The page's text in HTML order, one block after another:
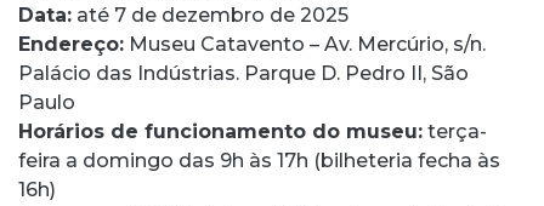
Data: até 7 de dezembro de 2025
Endereço: Museu Catavento – Av. Mercúrio, s/n.
Palácio das Indústrias. Parque D. Pedro II, São
Paulo
Horários de funcionamento do museu: terça-
feira a domingo das 9h às 17h (bilheteria fecha às
16h)